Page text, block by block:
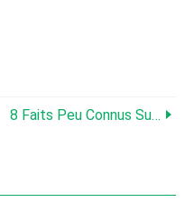
8 Faits Peu Connus Sur John Deere